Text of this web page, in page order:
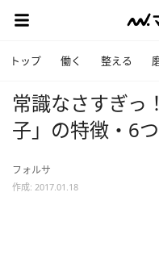
トップ 働く 整える
常識なさすぎ
子」の特徴・6つ
フォルサ
作成: 2017.01.18